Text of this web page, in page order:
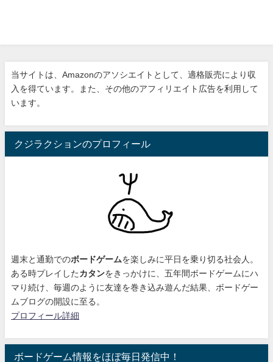
当サイトは、Amazonのアソシエイトとして、適格販売により収
入を得ています。また、その他のアフィリエイト広告を利用して
います。
クジラクションのプロフィール
週末と通勤でのボードゲームを楽しみに平日を乗り切る社会人。
ある時プレイした カタンをきっかけに、 五年間ボードゲームにハ
マり続け 、毎週のように友達を巻き込み遊んだ結果、ボードゲー
ムブログの開設に至る。
プロフィール詳細
ボードゲーム情報をほぼ毎日発信中！